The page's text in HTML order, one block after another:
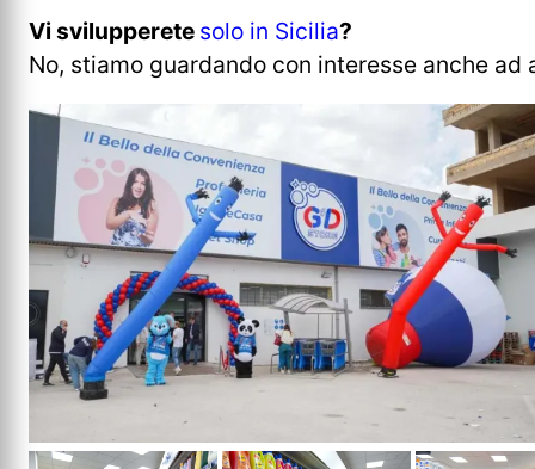
Vi svilupperete solo in Sicilia?
No, stiamo guardando con interesse anche ad